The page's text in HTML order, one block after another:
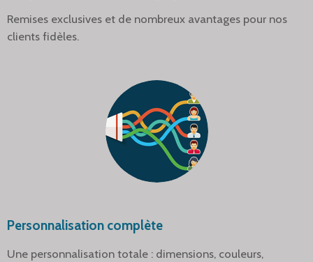
Remises exclusives et de nombreux avantages pour nos
clients fidèles.
Personnalisation complète
Une personnalisation totale : dimensions, couleurs,